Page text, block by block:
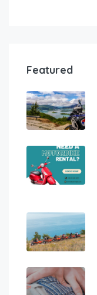
Featured